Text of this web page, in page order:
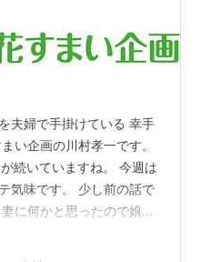
夫婦で手掛けている 幸手
い企画の川村孝一です。
続いていますね。 今週は
気味です。 少し前の話で
に何かと思ったので娘と
メンショップ椿へ 久しぶ